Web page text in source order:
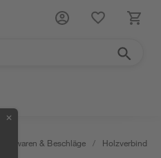
✕
Eisenwaren & Beschläge / Holzverbinder